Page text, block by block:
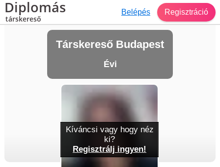
Diplomás
társkereső
Belépés Regisztráció
Társkereső Budapest
Évi
Kíváncsi vagy hogy néz
ki?
Regisztrálj ingyen!